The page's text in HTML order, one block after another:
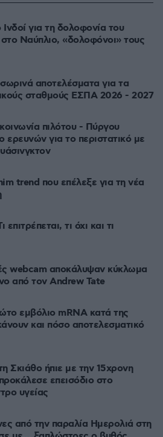
για τη δολοφονία του
Ναύπλιο, «δολοφόνοι» τους
σταθμούς ΕΣΠΑ 2026 - 2027
πιλότου - Πύργου
ερευνών για το περιστατικό με
trend που επέλεξε για τη νέα
τι όχι και τι
webcam αποκάλυψαν κύκλωμα
από τον Andrew Tate
εμβόλιο mRNA κατά της
και πόσο αποτελεσματικό
Σκιάθο ήπιε με την 15χρονη
επεισόδιο στο
υγείας
από την παραλία Ημερολιά στη